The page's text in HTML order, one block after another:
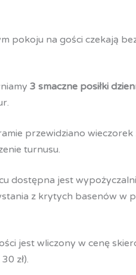
pokoju na gości czekają
3 smaczne posiłki
przewidziano
turnusu.
dostępna jest
z krytych basenów w
jest wliczony w cenę
zł).